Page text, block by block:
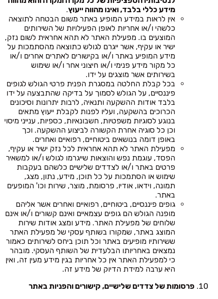
מידע כללי בלבד, ואינו מהווה ייעוץ.
אין לראות במידע המופיע באתר משום הבטחה לתוצאה
כלשהי ו/או אחריות לאופן הפעילויות של השירותים
המוצעים בו. מפעילת האתר לא תהא אחראית לשום נזק,
ישיר או עקיף, אשר ייגרם לגולש כתוצאה מהסתמכות על
מידע המופיע באתר ו/או בקישורים לאתרים אחרים ו/או
כל מקור מידע פנימי ו/או חיצוני אחר ו/או שימוש
בשירותים אשר מוצגים על ידו.
בכל קבלת החלטה במסגרת הפנית פרטי הגולש לגופים
פיננסיים, על הגולש לסמוך על בדיקה שהתבצעה על ידו
בלבד אודות ההשקעה ותנאיה, לרבות יתרונות וסיכונים
הכרוכים בהשקעה, ועליו לפנות לקבלת ייעוץ מתאים
בנוגע לסוגיות משפטיות, חשבונאיות, כספיות, ענייני מיסוי
וכן כל סוגיה אחרת הקשורה לביצוע ההשקעה. וכך
באופן דומה בנושאים ביטוחיים, רפואיים ואחרים.
מפעילת האתר לא תהא אחראית לכל נזק ישיר או עקיף,
הפסד, עוגמת נפש והוצאות שייגרמו לגולש ו/או למשאיר
פרטים באתר ו/או לצדדים שלישיים כלשהם בעקבות
שימוש או הסתמכות על כל תוכן, מידע, נתון, מצג,
תמונה, וידאו, אודיו, פרסומת, מוצר, שירות וכו' המופעים
באתר.
גופים פיננסיים, ביטוחיים, רפואיים ואחרים אשר אליהם
מופנה הגולש הם גופים עצמאיים ואינם קשורים ו/או אינם
שלוחים של מפעילת האתר. מידע ומצג אודות שירות
המוצג באתר, שמקורו בשותף עסקי של מפעילת האתר
ששירותיו מופיעים באתר וכל תוכן ביחס לשירותים כאמור
נמצאים באחריותו הבלעדית של השותף העסקי. מובהר
כי למפעילת האתר אין כל אחריות בגין מידע מעין זה, ואין
היא ערבה למידת הדיוק של מידע זה.
פרסומות של צדדים שלישיים, קישורים והפניות באתר